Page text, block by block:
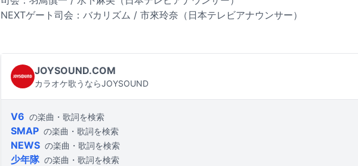
NEXTゲート司会：バカリズム / 市來玲奈（日本テレビアナウンサー）
JOYSOUND.COM
カラオケ歌うならJOYSOUND
V6 の楽曲・歌詞を検索
SMAP の楽曲・歌詞を検索
NEWS の楽曲・歌詞を検索
少年隊 の楽曲・歌詞を検索